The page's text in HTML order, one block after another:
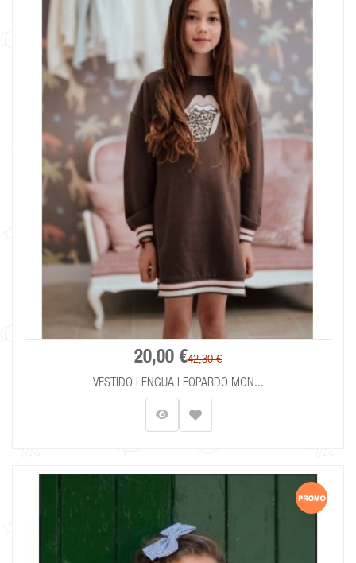
20,00 €42,30 €
VESTIDO LENGUA LEOPARDO MON...